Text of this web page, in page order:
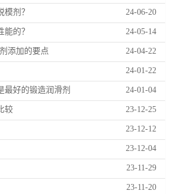
剂？ 24-06-20
的？ 24-05-14
添加的要点 24-04-22
24-01-22
最好的锻造润滑剂 24-01-04
较 23-12-25
23-12-12
23-12-04
23-11-29
23-11-20